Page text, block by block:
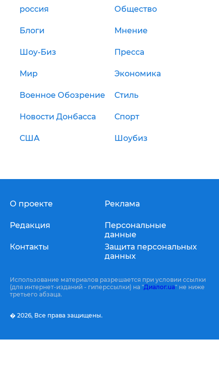
россия Общество
Блоги Мнение
Шоу-Биз Пресса
Мир Экономика
Военное Обозрение Стиль
Новости Донбасса Спорт
США Шоубиз
О проекте
Редакция
Контакты
Реклама
Персональные
данные
Защита персональных
данных
Использование материалов разрешается при условии ссылки
(для интернет-изданий - гиперссылки) на "Диалог.ua" не ниже
третьего абзаца.
� 2026, Все права защищены.